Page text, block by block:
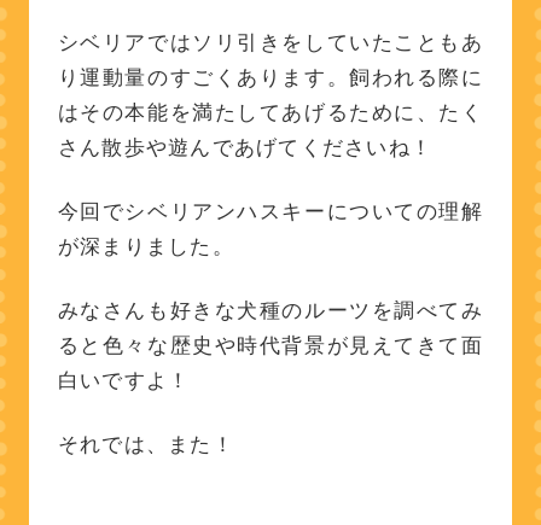
シベリアではソリ引きをしていたこともあ
り運動量のすごくあります。飼われる際に
はその本能を満たしてあげるために、たく
さん散歩や遊んであげてくださいね！
今回でシベリアンハスキーについての理解
が深まりました。
みなさんも好きな犬種のルーツを調べてみ
ると色々な歴史や時代背景が見えてきて面
白いですよ！
それでは、また！